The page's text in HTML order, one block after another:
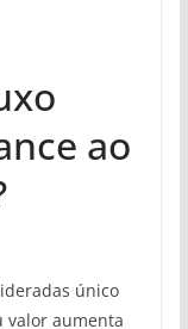
ao
único
valor aumenta